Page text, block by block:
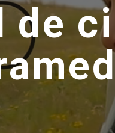
de